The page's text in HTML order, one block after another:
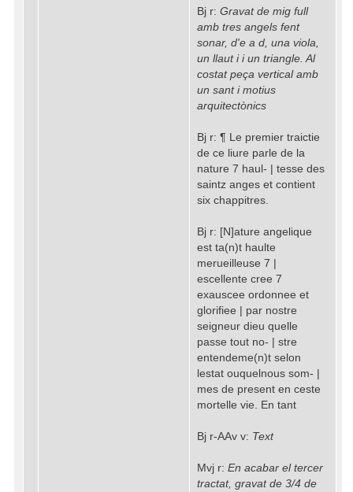
Bj r: Gravat de mig full
amb tres angels fent
sonar, d'e a d, una viola,
un llaut i i un triangle. Al
costat peça vertical amb
un sant i motius
arquitectònics
Bj r: ¶ Le premier traictie
de ce liure parle de la
nature 7 haul- | tesse des
saintz anges et contient
six chappitres.
Bj r: [N]ature angelique
est ta(n)t haulte
merueilleuse 7 |
escellente cree 7
exauscee ordonnee et
glorifiee | par nostre
seigneur dieu quelle
passe tout no- | stre
entendeme(n)t selon
lestat ouquelnous som- |
mes de present en ceste
mortelle vie. En tant
Bj r-AAv v: Text
Mvj r: En acabar el tercer
tractat, gravat de 3/4 de